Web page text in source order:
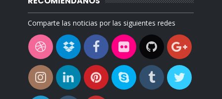
Comparte las noticias por las siguientes redes